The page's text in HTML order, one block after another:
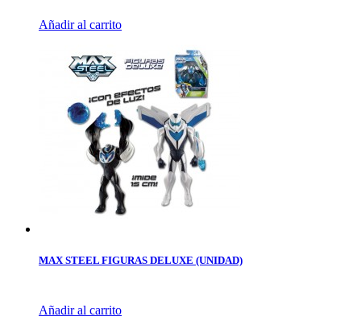
Añadir al carrito
MAX STEEL FIGURAS DELUXE (UNIDAD)
Añadir al carrito